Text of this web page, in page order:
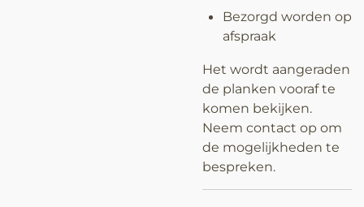
Bezorgd worden op
afspraak
Het wordt aangeraden
de planken vooraf te
komen bekijken.
Neem contact op om
de mogelijkheden te
bespreken.